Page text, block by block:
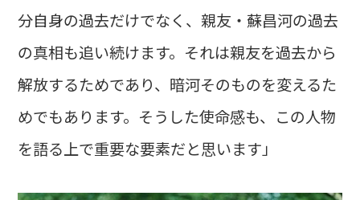
分自身の過去だけでなく、親友・蘇昌河の過去
の真相も追い続けます。それは親友を過去から
解放するためであり、暗河そのものを変えるた
めでもあります。そうした使命感も、この人物
を語る上で重要な要素だと思います」